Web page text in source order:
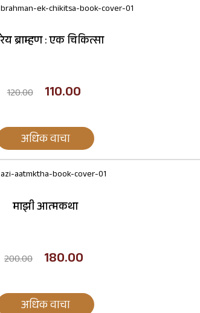
ब्राम्हण : एक चिकित्सा
120.00 110.00
अधिक वाचा
माझी आत्मकथा
200.00 180.00
अधिक वाचा